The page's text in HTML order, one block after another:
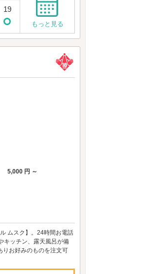
19
もっと見る
5,000 円 ～
ムスク】。24時間お電話
キッチン、露天風呂が備
りお好みのものを注文可